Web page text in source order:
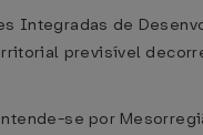
Integradas de
previsível
se por